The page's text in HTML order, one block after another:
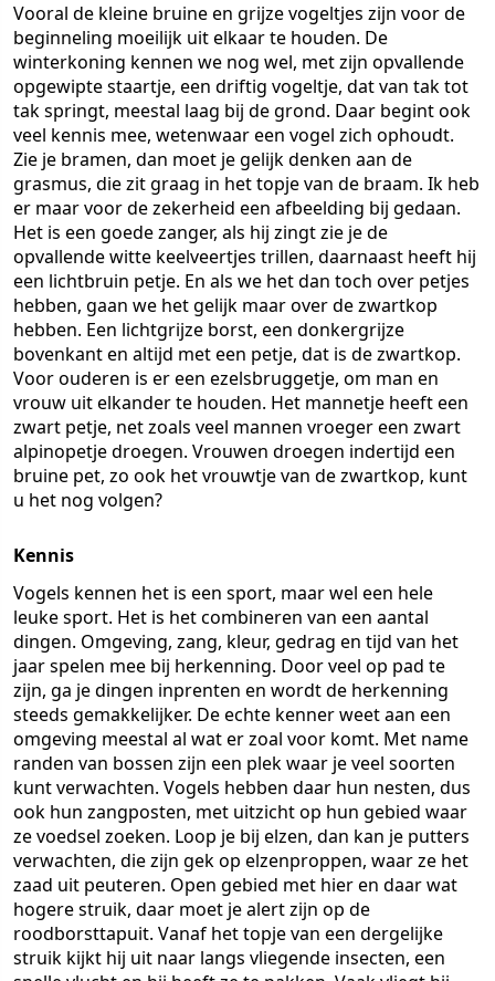
Vooral de kleine bruine en grijze vogeltjes zijn voor de
beginneling moeilijk uit elkaar te houden. De
winterkoning kennen we nog wel, met zijn opvallende
opgewipte staartje, een driftig vogeltje, dat van tak tot
tak springt, meestal laag bij de grond. Daar begint ook
veel kennis mee, wetenwaar een vogel zich ophoudt.
Zie je bramen, dan moet je gelijk denken aan de
grasmus, die zit graag in het topje van de braam. Ik heb
er maar voor de zekerheid een afbeelding bij gedaan.
Het is een goede zanger, als hij zingt zie je de
opvallende witte keelveertjes trillen, daarnaast heeft hij
een lichtbruin petje. En als we het dan toch over petjes
hebben, gaan we het gelijk maar over de zwartkop
hebben. Een lichtgrijze borst, een donkergrijze
bovenkant en altijd met een petje, dat is de zwartkop.
Voor ouderen is er een ezelsbruggetje, om man en
vrouw uit elkander te houden. Het mannetje heeft een
zwart petje, net zoals veel mannen vroeger een zwart
alpinopetje droegen. Vrouwen droegen indertijd een
bruine pet, zo ook het vrouwtje van de zwartkop, kunt
u het nog volgen?
Kennis
Vogels kennen het is een sport, maar wel een hele
leuke sport. Het is het combineren van een aantal
dingen. Omgeving, zang, kleur, gedrag en tijd van het
jaar spelen mee bij herkenning. Door veel op pad te
zijn, ga je dingen inprenten en wordt de herkenning
steeds gemakkelijker. De echte kenner weet aan een
omgeving meestal al wat er zoal voor komt. Met name
randen van bossen zijn een plek waar je veel soorten
kunt verwachten. Vogels hebben daar hun nesten, dus
ook hun zangposten, met uitzicht op hun gebied waar
ze voedsel zoeken. Loop je bij elzen, dan kan je putters
verwachten, die zijn gek op elzenproppen, waar ze het
zaad uit peuteren. Open gebied met hier en daar wat
hogere struik, daar moet je alert zijn op de
roodborsttapuit. Vanaf het topje van een dergelijke
struik kijkt hij uit naar langs vliegende insecten, een